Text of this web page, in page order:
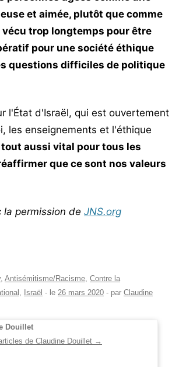
et aimée, plutôt que comme
vécu trop longtemps pour être
pour une société éthique
questions difficiles de politique
l'État d'Israël, qui est ouvertement
les enseignements et l'éthique
aussi vital pour tous les
que ce sont nos valeurs
la permission de JNS.org
, Antisémitisme/Racisme, Contre la
, Israël - le 26 mars 2020 - par Claudine
Douillet
de Claudine Douillet →